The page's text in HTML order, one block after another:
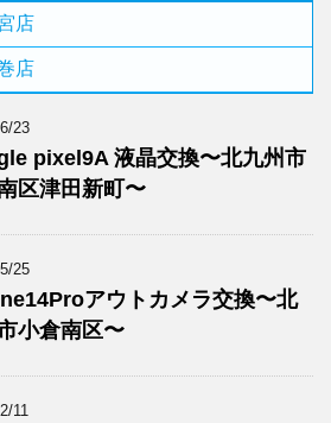
店
店
23
pixel9A 液晶交換〜北九州市
区津田新町〜
25
アウトカメラ交換〜北
小倉南区〜
11